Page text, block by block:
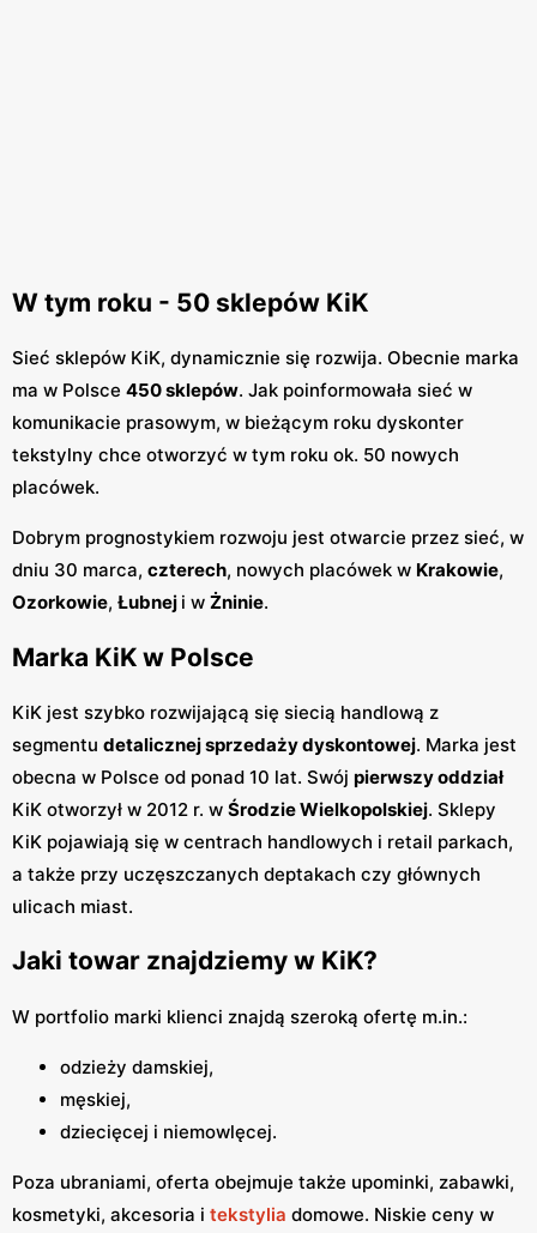
W tym roku - 50 sklepów KiK
Sieć sklepów KiK, dynamicznie się rozwija. Obecnie marka
ma w Polsce 450 sklepów. Jak poinformowała sieć w
komunikacie prasowym, w bieżącym roku dyskonter
tekstylny chce otworzyć w tym roku ok. 50 nowych
placówek.
Dobrym prognostykiem rozwoju jest otwarcie przez sieć, w
dniu 30 marca, czterech, nowych placówek w Krakowie,
Ozorkowie, Łubnej i w Żninie.
Marka KiK w Polsce
KiK jest szybko rozwijającą się siecią handlową z
segmentu detalicznej sprzedaży dyskontowej. Marka jest
obecna w Polsce od ponad 10 lat. Swój pierwszy oddział
KiK otworzył w 2012 r. w Środzie Wielkopolskiej. Sklepy
KiK pojawiają się w centrach handlowych i retail parkach,
a także przy uczęszczanych deptakach czy głównych
ulicach miast.
Jaki towar znajdziemy w KiK?
W portfolio marki klienci znajdą szeroką ofertę m.in.:
odzieży damskiej,
męskiej,
dziecięcej i niemowlęcej.
Poza ubraniami, oferta obejmuje także upominki, zabawki,
kosmetyki, akcesoria i tekstylia domowe. Niskie ceny w